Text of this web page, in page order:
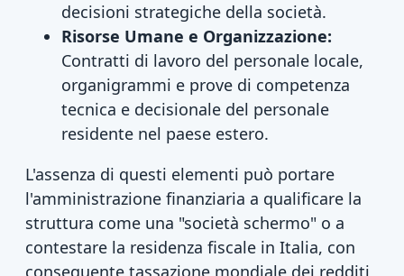
decisioni strategiche della società.
Risorse Umane e Organizzazione:
Contratti di lavoro del personale locale,
organigrammi e prove di competenza
tecnica e decisionale del personale
residente nel paese estero.
L'assenza di questi elementi può portare
l'amministrazione finanziaria a qualificare la
struttura come una "società schermo" o a
contestare la residenza fiscale in Italia, con
conseguente tassazione mondiale dei redditi